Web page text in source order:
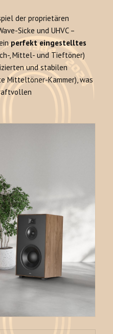
der proprietären
Sicke und UHVC –
perfekt eingestelltes
, Mittel- und Tieftöner)
und stabilen
Mitteltöner-Kammer), was